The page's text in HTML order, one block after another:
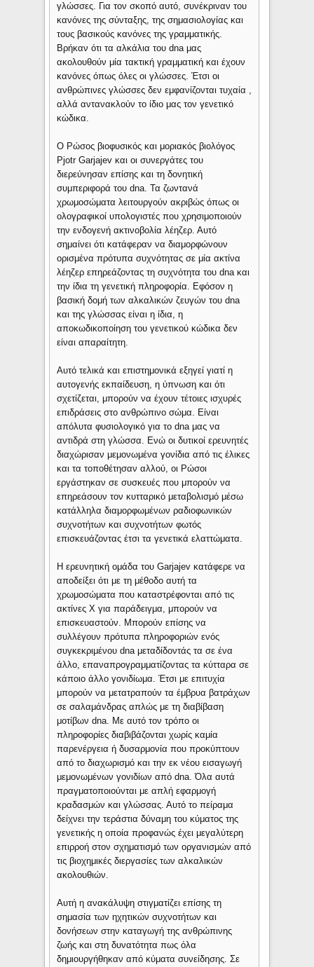
γλώσσες. Για τον σκοπό αυτό, συνέκριναν του
κανόνες της σύνταξης, της σημασιολογίας και
τους βασικούς κανόνες της γραμματικής.
Βρήκαν ότι τα αλκάλια του dna μας
ακολουθούν μία τακτική γραμματική και έχουν
κανόνες όπως όλες οι γλώσσες. Έτσι οι
ανθρώπινες γλώσσες δεν εμφανίζονται τυχαία ,
αλλά αντανακλούν το ίδιο μας τον γενετικό
κώδικα.
Ο Ρώσος βιοφυσικός και μοριακός βιολόγος
Pjotr Garjajev και οι συνεργάτες του
διερεύνησαν επίσης και τη δονητική
συμπεριφορά του dna. Τα ζωντανά
χρωμοσώματα λειτουργούν ακριβώς όπως οι
ολογραφικοί υπολογιστές που χρησιμοποιούν
την ενδογενή ακτινοβολία λέηζερ. Αυτό
σημαίνει ότι κατάφεραν να διαμορφώνουν
ορισμένα πρότυπα συχνότητας σε μία ακτίνα
λέηζερ επηρεάζοντας τη συχνότητα του dna και
την ίδια τη γενετική πληροφορία. Εφόσον η
βασική δομή των αλκαλικών ζευγών του dna
και της γλώσσας είναι η ίδια, η
αποκωδικοποίηση του γενετικού κώδικα δεν
είναι απαραίτητη.
Αυτό τελικά και επιστημονικά εξηγεί γιατί η
αυτογενής εκπαίδευση, η ύπνωση και ότι
σχετίζεται, μπορούν να έχουν τέτοιες ισχυρές
επιδράσεις στο ανθρώπινο σώμα. Είναι
απόλυτα φυσιολογικό για το dna μας να
αντιδρά στη γλώσσα. Ενώ οι δυτικοί ερευνητές
διαχώρισαν μεμονωμένα γονίδια από τις έλικες
και τα τοποθέτησαν αλλού, οι Ρώσοι
εργάστηκαν σε συσκευές που μπορούν να
επηρεάσουν τον κυτταρικό μεταβολισμό μέσω
κατάλληλα διαμορφωμένων ραδιοφωνικών
συχνοτήτων και συχνοτήτων φωτός
επισκευάζοντας έτσι τα γενετικά ελαττώματα.
Η ερευνητική ομάδα του Garjajev κατάφερε να
αποδείξει ότι με τη μέθοδο αυτή τα
χρωμοσώματα που καταστρέφονται από τις
ακτίνες Χ για παράδειγμα, μπορούν να
επισκευαστούν. Μπορούν επίσης να
συλλέγουν πρότυπα πληροφοριών ενός
συγκεκριμένου dna μεταδίδοντάς τα σε ένα
άλλο, επαναπρογραμματίζοντας τα κύτταρα σε
κάποιο άλλο γονιδίωμα. Έτσι με επιτυχία
μπορούν να μετατραπούν τα έμβρυα βατράχων
σε σαλαμάνδρας απλώς με τη διαβίβαση
μοτίβων dna. Με αυτό τον τρόπο οι
πληροφορίες διαβιβάζονται χωρίς καμία
παρενέργεια ή δυσαρμονία που προκύπτουν
από το διαχωρισμό και την εκ νέου εισαγωγή
μεμονωμένων γονιδίων από dna. Όλα αυτά
πραγματοποιούνται με απλή εφαρμογή
κραδασμών και γλώσσας. Αυτό το πείραμα
δείχνει την τεράστια δύναμη του κύματος της
γενετικής η οποία προφανώς έχει μεγαλύτερη
επιρροή στον σχηματισμό των οργανισμών από
τις βιοχημικές διεργασίες των αλκαλικών
ακολουθιών.
Αυτή η ανακάλυψη στιγματίζει επίσης τη
σημασία των ηχητικών συχνοτήτων και
δονήσεων στην καταγωγή της ανθρώπινης
ζωής και στη δυνατότητα πως όλα
δημιουργήθηκαν από κύματα συνείδησης. Σε